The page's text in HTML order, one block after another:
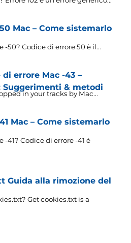
Mac – Come sistemarlo
-50? Codice di errore 50 è il...
errore Mac -43 –
Suggerimenti & metodi
in your tracks by Mac...
Mac – Come sistemarlo
-41? Codice di errore -41 è
Guida alla rimozione del
Get cookies.txt is a